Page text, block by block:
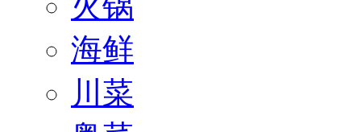
海鲜
川菜